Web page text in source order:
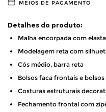
MEIOS DE PAGAMENTO
Detalhes do produto:
Malha encorpada com
Modelagem reta com
Cós médio, barra reta
Bolsos faca frontais e
Costuras estruturais
Fechamento frontal com